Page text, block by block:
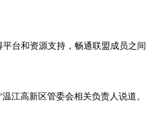
台和资源支持，畅通联盟成员之间
江高新区管委会相关负责人说道。